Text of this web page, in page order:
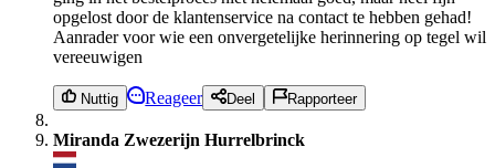
opgelost door de klantenservice na contact te hebben gehad!
Aanrader voor wie een onvergetelijke herinnering op tegel wil
vereeuwigen
Nuttig Reageer Deel Rapporteer
Miranda Zwezerijn Hurrelbrinck